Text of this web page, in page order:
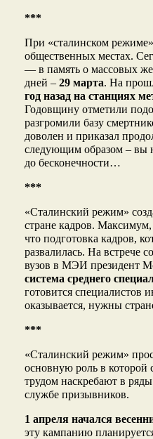
***
При «сталинском
общественных местах.
— в память о массовых
дней – 29 марта. На
год назад на станциях
Годовщину отметили
разгромили базу
доволен и приказал
следующим образом – вы
до бесконечности…
***
«Сталинский режим»
стране кадров.
что подготовка кадров,
развалилась. На встрече
вузов в МЭИ президент
система среднего
готовится специалистов
оказывается, нужны
***
«Сталинский режим»
основную роль в которой
трудом наскребают в
службе призывников.
1 апреля начался
эту кампанию